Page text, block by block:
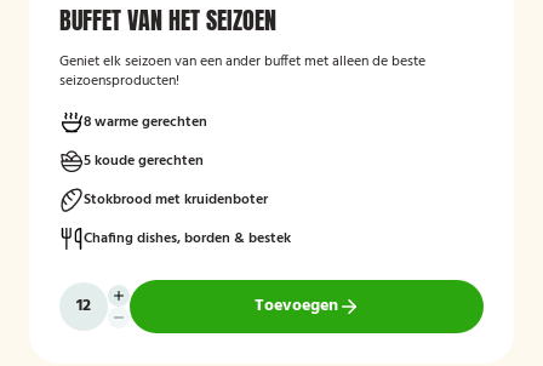
BUFFET VAN HET SEIZOEN
Geniet elk seizoen van een ander buffet met alleen de beste
seizoensproducten!
8 warme gerechten
5 koude gerechten
Stokbrood met kruidenboter
Chafing dishes, borden & bestek
Toevoegen